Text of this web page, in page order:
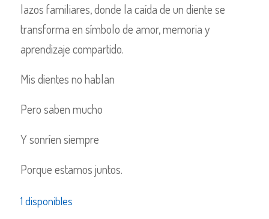
lazos familiares, donde la caída de un diente se
transforma en símbolo de amor, memoria y
aprendizaje compartido.
Mis dientes no hablan
Pero saben mucho
Y sonríen siempre
Porque estamos juntos.
1 disponibles